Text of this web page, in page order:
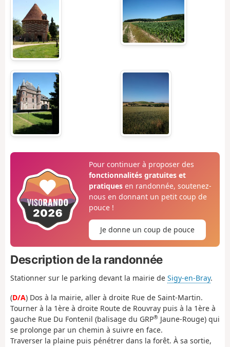
Pour continuer à proposer des
fonctionnalités gratuites et
pratiquesen randonnée, soutenez-
nous en donnant un petit coup de
pouce !
Je donne un coup de pouce
Description de la randonnée
Stationner sur le parking devant la mairie de Sigy-en-Bray.
(D/A) Dos à la mairie, aller à droite Rue de Saint-Martin.
Tourner à la 1ère à droite Route de Rouvray puis à la 1ère à
gauche Rue Du Fontenil (balisage du GRP® Jaune-Rouge) qui
se prolonge par un chemin à suivre en face.
Traverser la plaine puis pénétrer dans la forêt. À sa sortie,